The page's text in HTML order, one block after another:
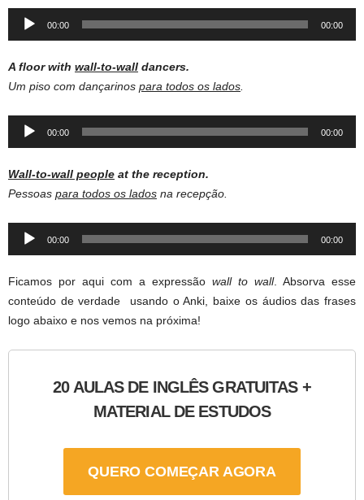
Audio
00:00 00:00
A floor with wall-to-wall dancers.
Um piso com dançarinos para todos os lados
Audio
00:00 00:00
Wall-to-wall people at the reception.
Pessoas para todos os lados na recepção.
Audio
00:00 00:00
Ficamos por aqui com a expressão wall to wall. Absorva esse
conteúdo de verdade usando o Anki, baixe os áudios das frases
logo abaixo e nos vemos na próxima!
20 AULAS DE INGLÊS GRATUITAS +
MATERIAL DE ESTUDOS
QUERO COMEÇAR AGORA